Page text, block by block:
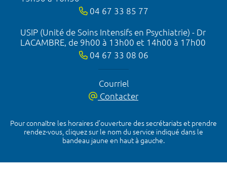
04 67 33 85 77
USIP (Unité de Soins Intensifs en Psychiatrie) - Dr
LACAMBRE, de 9h00 à 13h00 et 14h00 à 17h00
04 67 33 08 06
Courriel
Contacter
Pour connaître les horaires d’ouverture des secrétariats et prendre
rendez-vous, cliquez sur le nom du service indiqué dans le
bandeau jaune en haut à gauche.